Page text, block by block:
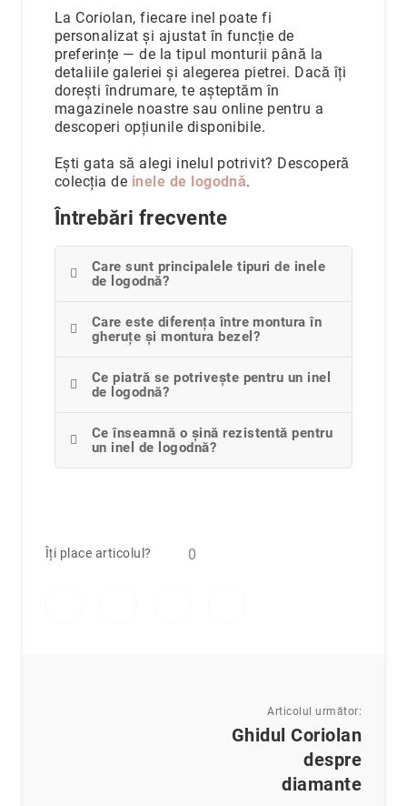
La Coriolan, fiecare inel poate fi
personalizat și ajustat în funcție de
preferințe — de la tipul monturii până la
detaliile galeriei și alegerea pietrei. Dacă îți
dorești îndrumare, te așteptăm în
magazinele noastre sau online pentru a
descoperi opțiunile disponibile.
Ești gata să alegi inelul potrivit? Descoperă
colecția de inele de logodnă.
Întrebări frecvente
Care sunt principalele tipuri de inele
de logodnă?
Care este diferența între montura în
gheruțe și montura bezel?
Ce piatră se potrivește pentru un inel
de logodnă?
Ce înseamnă o șină rezistentă pentru
un inel de logodnă?
Îți place articolul? 0
Articolul următor:
Ghidul Coriolan
despre
diamante